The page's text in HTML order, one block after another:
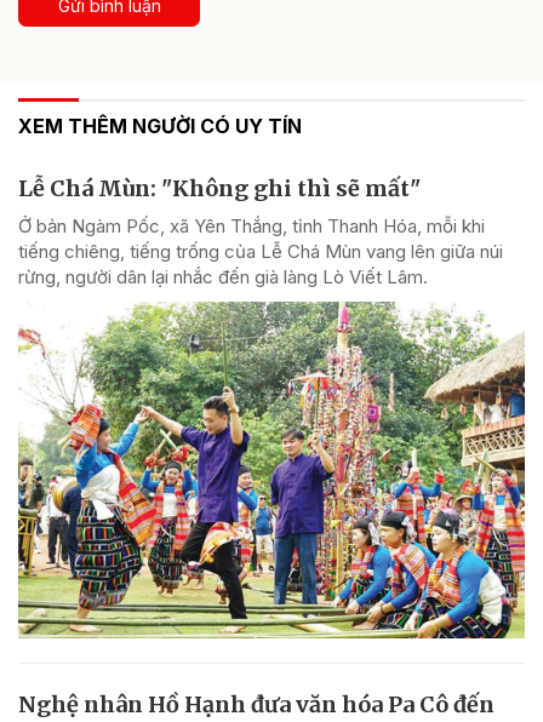
Gửi bình luận
XEM THÊM NGƯỜI CÓ UY TÍN
Lễ Chá Mùn: "Không ghi thì sẽ mất"
Ở bản Ngàm Pốc, xã Yên Thắng, tỉnh Thanh Hóa, mỗi khi
tiếng chiêng, tiếng trống của Lễ Chá Mùn vang lên giữa núi
rừng, người dân lại nhắc đến già làng Lò Viết Lâm.
Nghệ nhân Hồ Hạnh đưa văn hóa Pa Cô đến